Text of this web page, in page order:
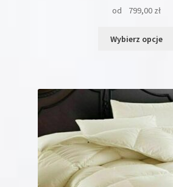
od 799,00 zł
Wybierz opcje